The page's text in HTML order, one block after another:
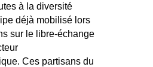
à la diversité
déjà mobilisé lors
sur le libre-échange
Ces partisans du